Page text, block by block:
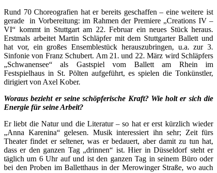
Rund 70 Choreografien hat er bereits geschaffen – eine weitere ist
gerade in Vorbereitung: im Rahmen der Premiere „Creations IV –
VI“ kommt in Stuttgart am 22. Februar ein neues Stück heraus.
Erstmals arbeitet Martin Schläpfer mit dem Stuttgarter Ballett und
hat vor, ein großes Ensemblestück herauszubringen, u.a. zur 3.
Sinfonie von Franz Schubert. Am 21. und 22. März wird Schläpfers
„Schwanensee“ als Gastspiel vom Ballett am Rhein im
Festspielhaus in St. Pölten aufgeführt, es spielen die Tonkünstler,
dirigiert von Axel Kober.
Woraus bezieht er seine schöpferische Kraft? Wie holt er sich die
Energie für seine Arbeit?
Er liebt die Natur und die Literatur – so hat er erst kürzlich wieder
„Anna Karenina“ gelesen. Musik interessiert ihn sehr; Zeit fürs
Theater findet er seltener, was er bedauert, aber damit zu tun hat,
dass er den ganzen Tag „drinnen“ ist. Hier in Düsseldorf steht er
täglich um 6 Uhr auf und ist den ganzen Tag in seinem Büro oder
bei den Proben im Balletthaus in der Merowinger Straße, wo auch